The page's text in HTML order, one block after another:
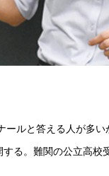
ルと答える人が多
る。難関の公立高校